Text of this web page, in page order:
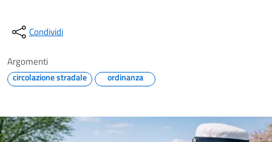
Condividi
Argomenti
circolazione stradale ordinanza